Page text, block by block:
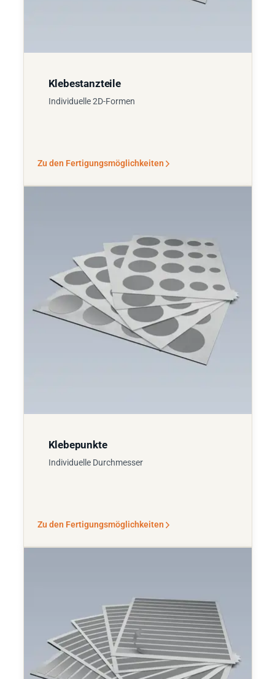
Klebestanzteile
Individuelle 2D-Formen
Zu den Fertigungsmöglichkeiten
Klebepunkte
Individuelle Durchmesser
Zu den Fertigungsmöglichkeiten